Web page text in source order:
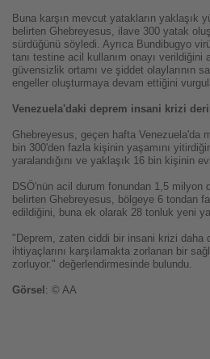
Buna karşın mevcut yatakların yaklaşık
belirten Ghebreyesus, ilave 300 yatak
sürdüğünü söyledi. Ayrıca Bundibugyo
tanı testine acil kullanım onayı verildiğini
güvensizlik ortamı ve şiddet olaylarının
engeller oluşturmaya devam ettiğini
Venezuela'daki deprem insani krizi
Ghebreyesus, geçen hafta Venezuela'da
bin 300'den fazla kişinin yaşamını
yaralandığını ve yaklaşık 16 bin kişinin
DSÖ'nün acil durum fonundan 1,5 milyon
belirten Ghebreyesus, bölgeye 6 tondan
edildiğini, buna ek olarak 28 tonluk yeni
"Deprem, zaten ciddi bir insani krizi daha
ihtiyaçlarını karşılamakta zorlanan bir
zorluyor." değerlendirmesinde bulundu.
Görsel : © AA